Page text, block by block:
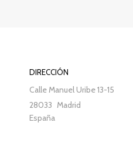
DIRECCIÓN
Calle Manuel Uribe 13-15
28033 Madrid
España